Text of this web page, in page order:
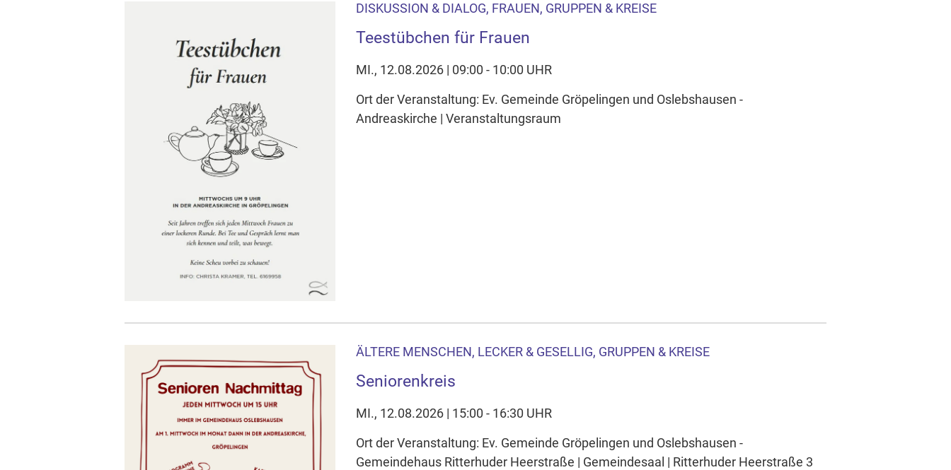
DISKUSSION & DIALOG, FRAUEN, GRUPPEN & KREISE
Teestübchen für Frauen
MI., 12.08.2026 | 09:00 - 10:00 UHR
Ort der Veranstaltung: Ev. Gemeinde Gröpelingen und Oslebshausen -
Andreaskirche | Veranstaltungsraum
ÄLTERE MENSCHEN, LECKER & GESELLIG, GRUPPEN & KREISE
Seniorenkreis
MI., 12.08.2026 | 15:00 - 16:30 UHR
Ort der Veranstaltung: Ev. Gemeinde Gröpelingen und Oslebshausen -
Gemeindehaus Ritterhuder Heerstraße | Gemeindesaal | Ritterhuder Heerstraße 3